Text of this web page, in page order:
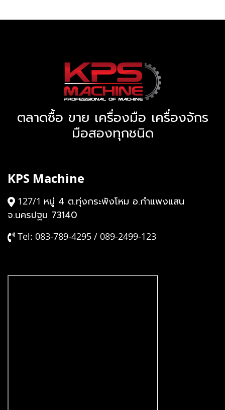
ตลาดซื้อ ขาย เครื่องมือ เครื่องจักร
มือสองทุกชนิด
KPS Machine
127/1 หมู่ 4 ต.ทุ่งกระพังโหม อ.กำแพงแสน
จ.นครปฐม 73140
Tel: 083-789-4295 / 089-2499-123